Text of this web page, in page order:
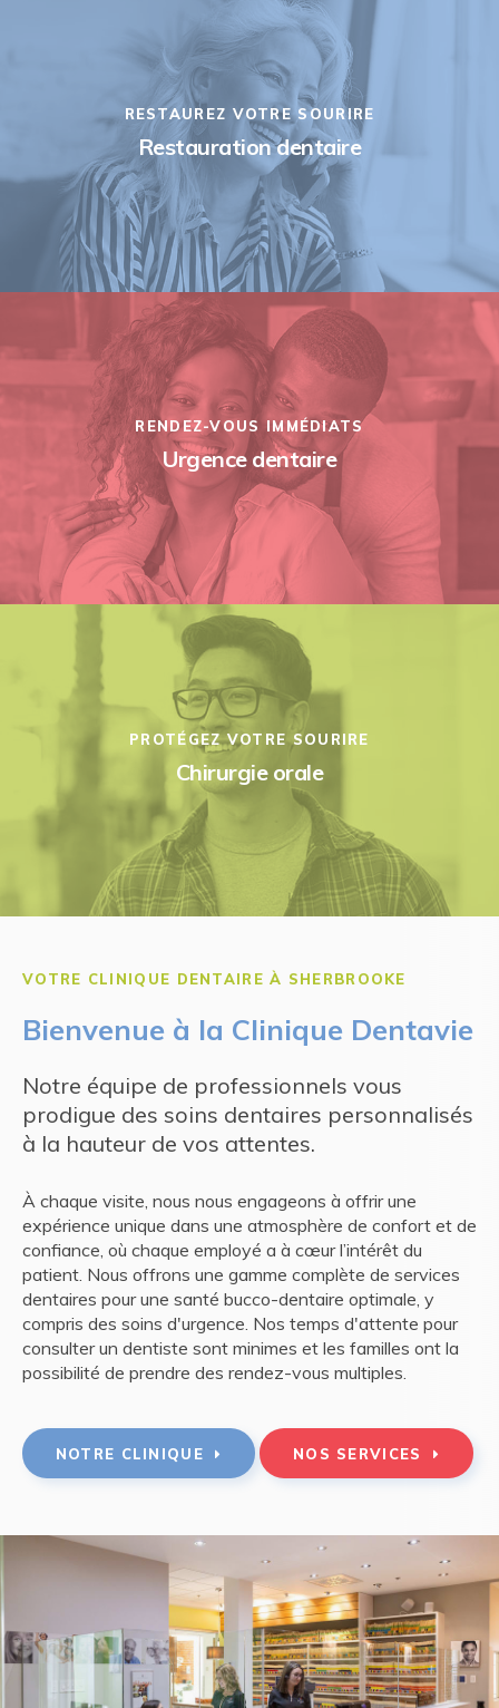
RESTAUREZ VOTRE SOURIRE
Restauration dentaire
RENDEZ-VOUS IMMÉDIATS
Urgence dentaire
PROTÉGEZ VOTRE SOURIRE
Chirurgie orale
VOTRE CLINIQUE DENTAIRE À SHERBROOKE
Bienvenue à la Clinique Dentavie
Notre équipe de professionnels vous
prodigue des soins dentaires personnalisés
à la hauteur de vos attentes.
À chaque visite, nous nous engageons à offrir une
expérience unique dans une atmosphère de confort et de
confiance, où chaque employé a à cœur l’intérêt du
patient. Nous offrons une gamme complète de services
dentaires pour une santé bucco-dentaire optimale, y
compris des soins d'urgence. Nos temps d'attente pour
consulter un dentiste sont minimes et les familles ont la
possibilité de prendre des rendez-vous multiples.
NOTRE CLINIQUE NOS SERVICES